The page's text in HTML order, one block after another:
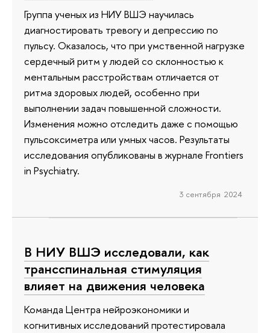
Группа ученых из НИУ ВШЭ научилась
диагностировать тревогу и депрессию по
пульсу. Оказалось, что при умственной нагрузке
сердечный ритм у людей со склонностью к
ментальным расстройствам отличается от
ритма здоровых людей, особенно при
выполнении задач повышенной сложности.
Изменения можно отследить даже с помощью
пульсоксиметра или умных часов. Результаты
исследования опубликованы в журнале Frontiers
in Psychiatry.
3 сентября 2024
В НИУ ВШЭ исследовали, как
трансспинальная стимуляция
влияет на движения человека
Команда Центра нейроэкономики и
когнитивных исследований протестировала